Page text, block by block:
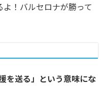
よ！バルセロナが勝って
を送る」という意味にな